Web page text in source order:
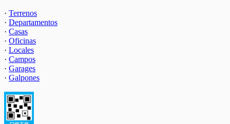
· Terrenos
· Departamentos
· Casas
· Oficinas
· Locales
· Campos
· Garages
· Galpones